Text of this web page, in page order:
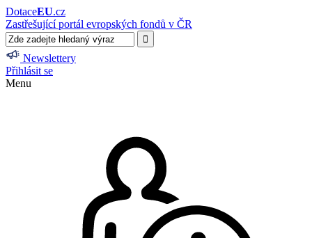
DotaceEU.cz
Zastřešující portál evropských fondů v ČR
Newslettery
Přihlásit se
Menu